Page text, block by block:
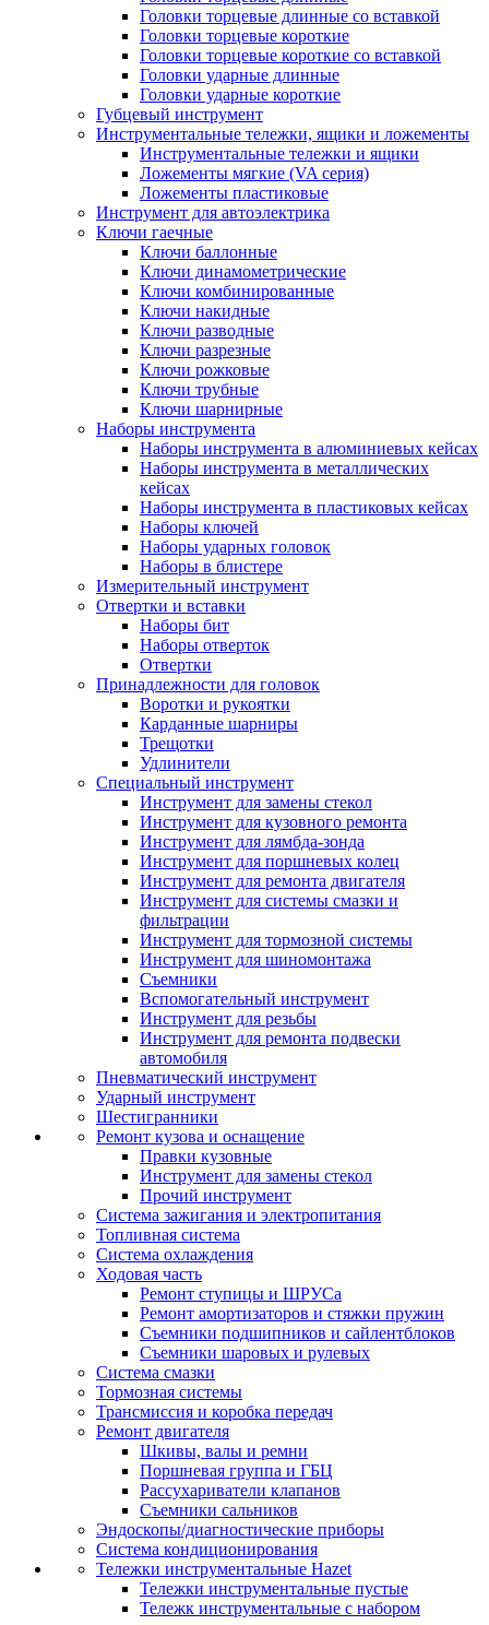
Головки торцевые длинные со вставкой
Головки торцевые короткие
Головки торцевые короткие со вставкой
Головки ударные длинные
Головки ударные короткие
Губцевый инструмент
Инструментальные тележки, ящики и ложементы
Инструментальные тележки и ящики
Ложементы мягкие (VA серия)
Ложементы пластиковые
Инструмент для автоэлектрика
Ключи гаечные
Ключи баллонные
Ключи динамометрические
Ключи комбинированные
Ключи накидные
Ключи разводные
Ключи разрезные
Ключи рожковые
Ключи трубные
Ключи шарнирные
Наборы инструмента
Наборы инструмента в алюминиевых кейсах
Наборы инструмента в металлических
кейсах
Наборы инструмента в пластиковых кейсах
Наборы ключей
Наборы ударных головок
Наборы в блистере
Измерительный инструмент
Отвертки и вставки
Наборы бит
Наборы отверток
Отвертки
Принадлежности для головок
Воротки и рукоятки
Карданные шарниры
Трещотки
Удлинители
Специальный инструмент
Инструмент для замены стекол
Инструмент для кузовного ремонта
Инструмент для лямбда-зонда
Инструмент для поршневых колец
Инструмент для ремонта двигателя
Инструмент для системы смазки и
фильтрации
Инструмент для тормозной системы
Инструмент для шиномонтажа
Съемники
Вспомогательный инструмент
Инструмент для резьбы
Инструмент для ремонта подвески
автомобиля
Пневматический инструмент
Ударный инструмент
Шестигранники
Ремонт кузова и оснащение
Правки кузовные
Инструмент для замены стекол
Прочий инструмент
Система зажигания и электропитания
Топливная система
Система охлаждения
Ходовая часть
Ремонт ступицы и ШРУСа
Ремонт амортизаторов и стяжки пружин
Съемники подшипников и сайлентблоков
Съемники шаровых и рулевых
Система смазки
Тормозная системы
Трансмиссия и коробка передач
Ремонт двигателя
Шкивы, валы и ремни
Поршневая группа и ГБЦ
Рассухариватели клапанов
Съемники сальников
Эндоскопы/диагностические приборы
Система кондиционирования
Тележки инструментальные Hazet
Тележки инструментальные пустые
Тележк инструментальные с набором